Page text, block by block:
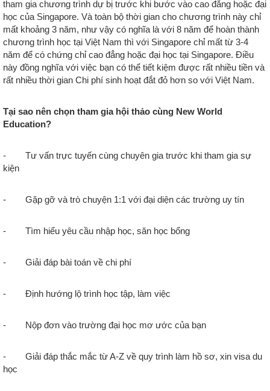
tham gia chương trình dự bị trước khi bước vào cao đẳng hoặc đại
học của Singapore. Và toàn bộ thời gian cho chương trình này chỉ
mất khoảng 3 năm, như vậy có nghĩa là với 8 năm để hoàn thành
chương trình học tại Việt Nam thì với Singapore chỉ mất từ 3-4
năm để có chứng chỉ cao đẳng hoặc đại học tại Singapore. Điều
này đồng nghĩa với việc bạn có thể tiết kiệm được rất nhiều tiền và
rất nhiều thời gian Chi phí sinh hoạt đắt đỏ hơn so với Việt Nam.
Tại sao nên chọn tham gia hội thảo cùng New World
Education?
- Tư vấn trực tuyến cùng chuyên gia trước khi tham gia sự
kiện
- Gặp gỡ và trò chuyện 1:1 với đại diện các trường uy tín
- Tìm hiểu yêu cầu nhập học, săn học bổng
- Giải đáp bài toán về chi phí
- Định hướng lộ trình học tập, làm việc
- Nộp đơn vào trường đại học mơ ước của bạn
- Giải đáp thắc mắc từ A-Z về quy trình làm hồ sơ, xin visa du
học